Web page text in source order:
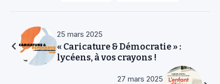
25 mars 2025
« Caricature & Démocratie » :
lycéens, à vos crayons !
27 mars 2025